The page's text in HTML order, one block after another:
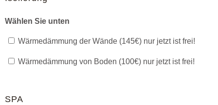
Wählen Sie unten
Wärmedämmung der Wände (145€) nur jetzt ist frei!
Wärmedämmung von Boden (100€) nur jetzt ist frei!
SPA